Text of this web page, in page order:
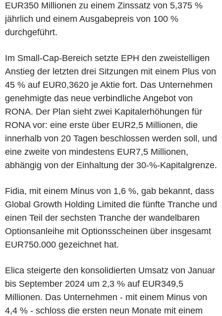
EUR350 Millionen zu einem Zinssatz von 5,375 %
jährlich und einem Ausgabepreis von 100 %
durchgeführt.
Im Small-Cap-Bereich setzte EPH den zweistelligen
Anstieg der letzten drei Sitzungen mit einem Plus von
45 % auf EUR0,3620 je Aktie fort. Das Unternehmen
genehmigte das neue verbindliche Angebot von
RONA. Der Plan sieht zwei Kapitalerhöhungen für
RONA vor: eine erste über EUR2,5 Millionen, die
innerhalb von 20 Tagen beschlossen werden soll, und
eine zweite von mindestens EUR7,5 Millionen,
abhängig von der Einhaltung der 30-%-Kapitalgrenze.
Fidia, mit einem Minus von 1,6 %, gab bekannt, dass
Global Growth Holding Limited die fünfte Tranche und
einen Teil der sechsten Tranche der wandelbaren
Optionsanleihe mit Optionsscheinen über insgesamt
EUR750.000 gezeichnet hat.
Elica steigerte den konsolidierten Umsatz von Januar
bis September 2024 um 2,3 % auf EUR349,5
Millionen. Das Unternehmen - mit einem Minus von
4,4 % - schloss die ersten neun Monate mit einem